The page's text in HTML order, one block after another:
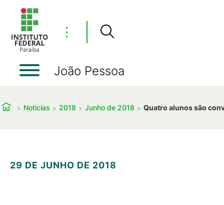
⋮
João Pessoa
Notícias 2018 Junho de 2018 Quatro alunos são
29 DE JUNHO DE 2018